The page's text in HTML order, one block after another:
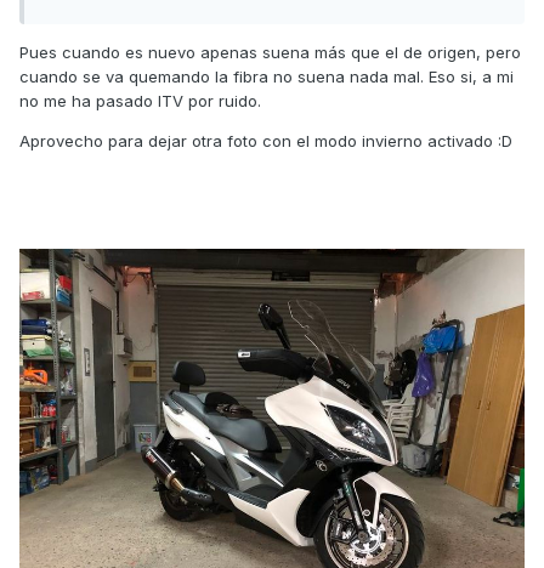
Pues cuando es nuevo apenas suena más que el de origen, pero
cuando se va quemando la fibra no suena nada mal. Eso si, a mi
no me ha pasado ITV por ruido.
Aprovecho para dejar otra foto con el modo invierno activado :D